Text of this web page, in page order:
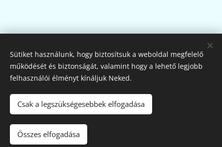
Share
Fehér Pegazus
Az oldalt a
Webnode
Sütiket használunk, hogy biztosítsuk a weboldal megfelelő
működését és biztonságát, valamint hogy a lehető legjobb
felhasználói élményt kínáljuk Neked.
Csak a legszükségesebbek elfogadása
Összes elfogadása